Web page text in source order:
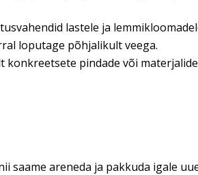
lastele ja
loputage põhjalikult veega.
pindade või
saame areneda ja pakkuda igale